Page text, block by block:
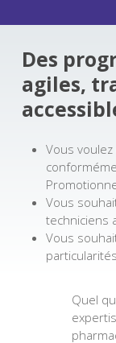
Des
agiles,
Vous
Vous
techniciens
Vous
Quel